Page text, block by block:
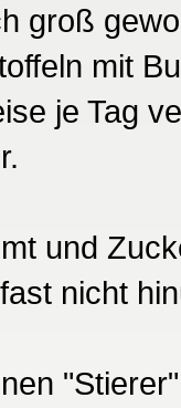
groß
mit
je Tag
und
nicht